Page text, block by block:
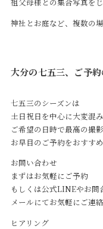
神社とお庭など、複数の
大分の七五三、ご予
七五三のシーズンは
土日祝日を中心に大変混み
ご希望の日時で最高の撮
お早目のご予約をおすす
お問い合わせ
まずはお気軽にご予約
もしくは公式LINEやお問
メールにてお気軽にご連絡
ヒアリング